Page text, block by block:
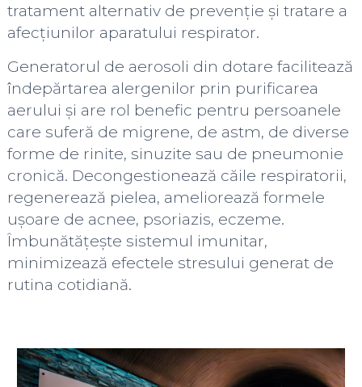
tratament alternativ de prevenție și tratare a
afecțiunilor aparatului respirator.
Generatorul de aerosoli din dotare facilitează
îndepărtarea alergenilor prin purificarea
aerului și are rol benefic pentru persoanele
care suferă de migrene, de astm, de diverse
forme de rinite, sinuzite sau de pneumonie
cronică. Decongestionează căile respiratorii,
regenerează pielea, ameliorează formele
ușoare de acnee, psoriazis, eczeme.
Îmbunătățește sistemul imunitar,
minimizează efectele stresului generat de
rutina cotidiană.